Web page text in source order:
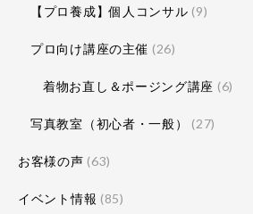
【プロ養成】個人コンサル (9)
プロ向け講座の主催 (26)
着物お直し＆ポージング講座 (6)
写真教室（初心者・一般） (27)
お客様の声 (63)
イベント情報 (85)